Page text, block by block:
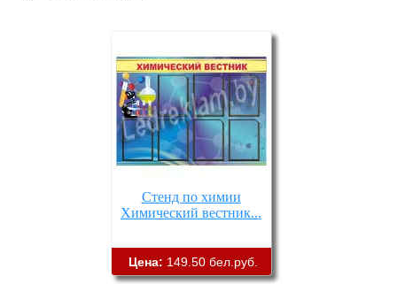
Стенд по химии
Химический вестник...
Цена: 149.50 бел.руб.